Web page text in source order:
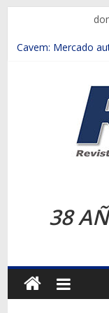
contenido
Chile es el primer
Salfa suma
Samex amplía su
SINOTRUK Pick-
la Expo Compras
38